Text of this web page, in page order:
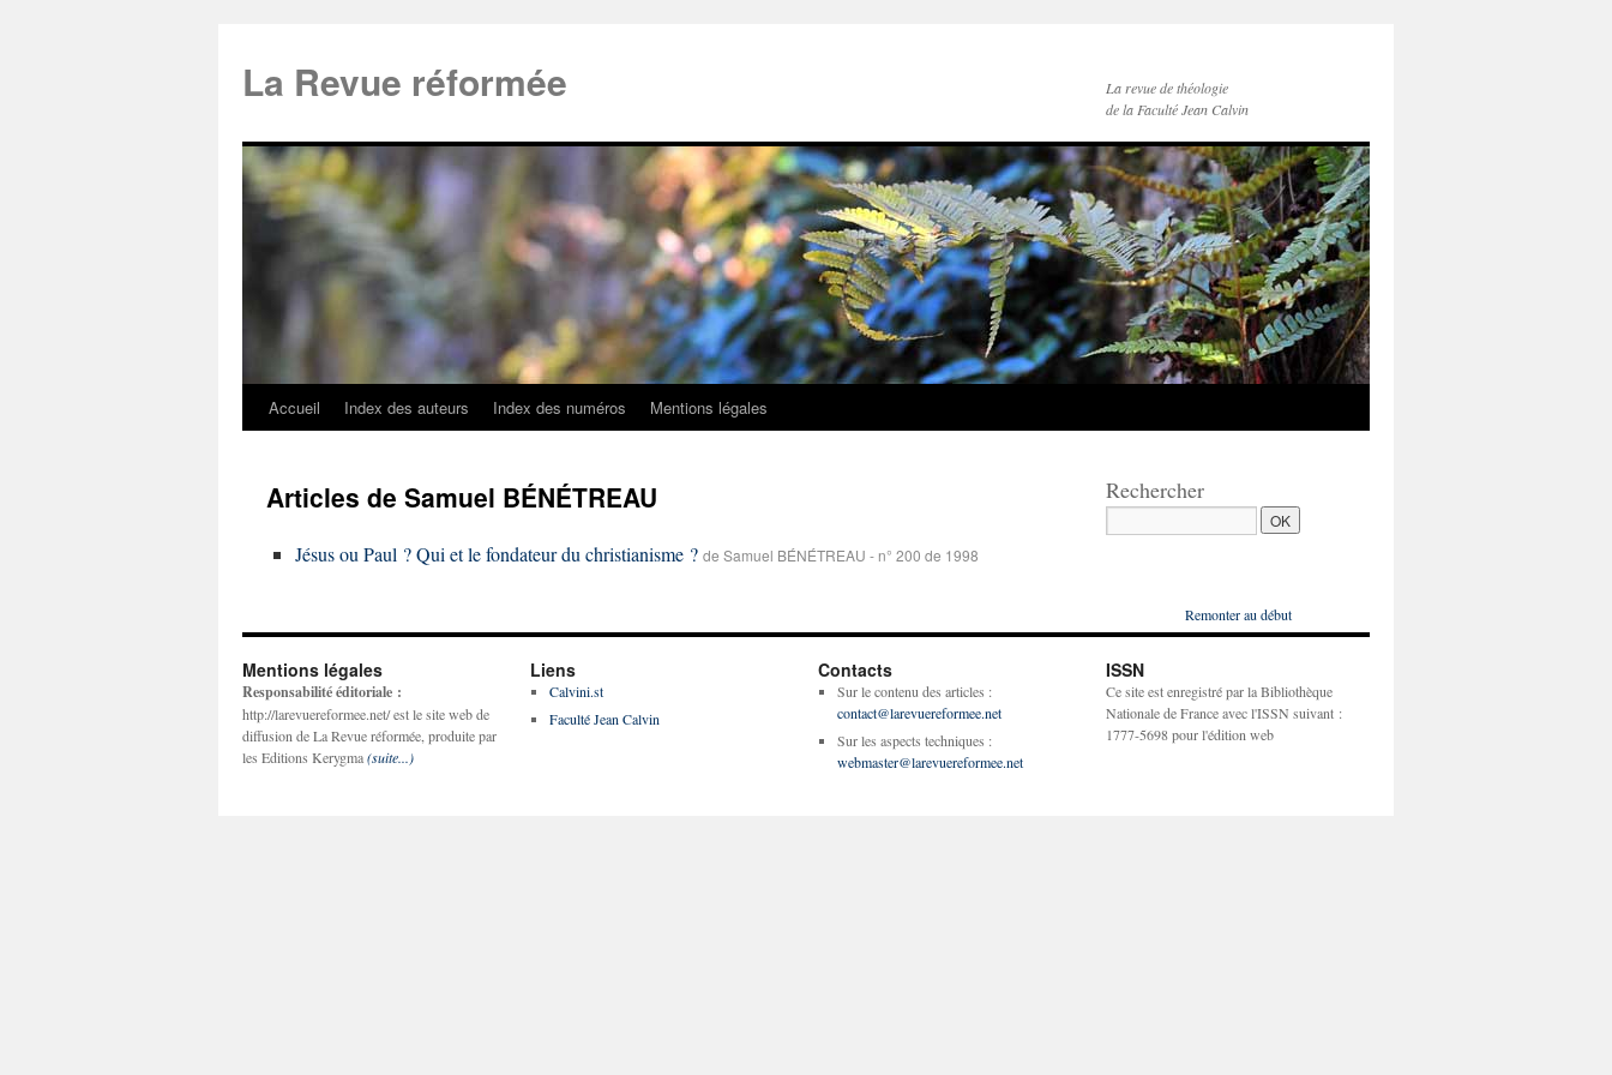
La Revue réformée
La revue de théologie
de la Faculté Jean Calvin
Accueil Index des auteurs Index des numéros Mentions légales
Articles de Samuel BÉNÉTREAU
Jésus ou Paul ? Qui et le fondateur du christianisme ? de Samuel BÉNÉTREAU - n° 200 de 1998
Rechercher
Remonter au début
Mentions légales
Responsabilité éditoriale :
http://larevuereformee.net/ est le site web de
diffusion de La Revue réformée, produite par
les Editions Kerygma(suite...)
Liens
Calvini.st
Faculté Jean Calvin
Contacts
Sur le contenu des articles :
contact@larevuereformee.net
Sur les aspects techniques :
webmaster@larevuereformee.net
ISSN
Ce site est enregistré par la Bibliothèque
Nationale de France avec l'ISSN suivant :
1777-5698 pour l'édition web